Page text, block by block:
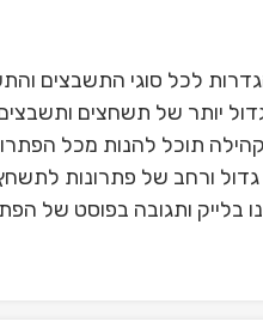
לכל סוגי התשבצים
יותר של תשחצים
תוכל להנות מכל
ורחב של פתרונות לתשחץ
בלייק ותגובה בפוסט של